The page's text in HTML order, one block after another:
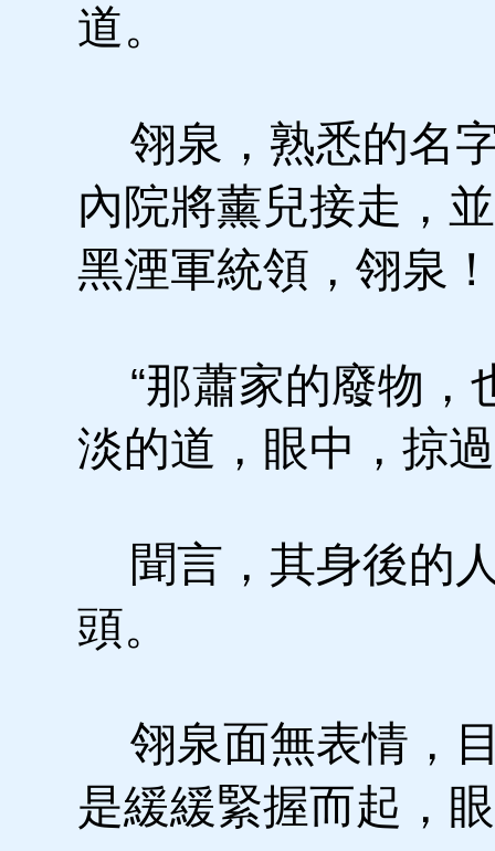
道。
翎泉，熟悉的名
內院將薰兒接走，
黑湮軍統領，翎泉！
“那蕭家的廢物，
淡的道，眼中，掠
聞言，其身後的
頭。
翎泉面無表情，
是緩緩緊握而起，